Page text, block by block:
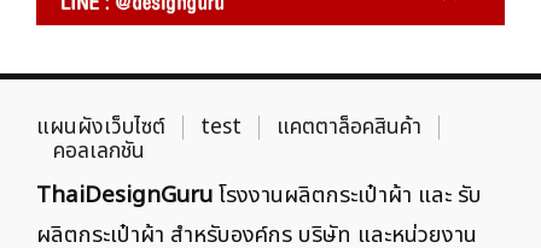
แผนผังเว็บไซต์ test แคตตาล็อคสินค้า
คอลเลกชัน
ThaiDesignGuruโรงงานผลิตกระเป๋าผ้า และ รับ
ผลิตกระเป๋าผ้า สำหรับองค์กร บริษัท และหน่วยงาน